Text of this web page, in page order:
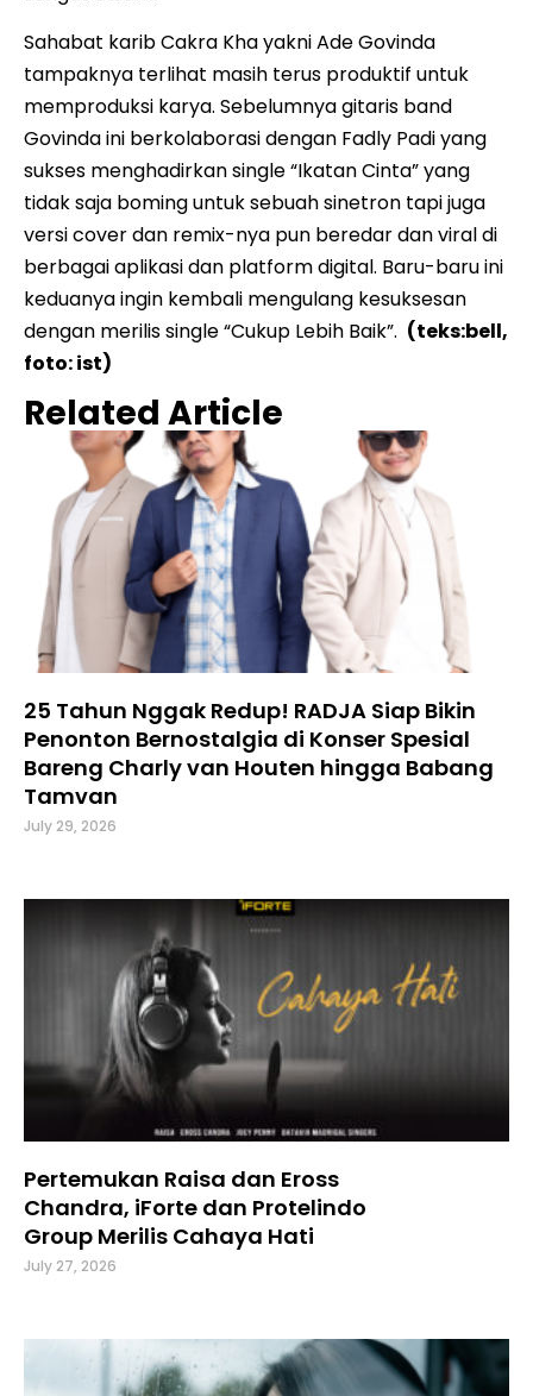
Sahabat karib Cakra Kha yakni Ade Govinda
tampaknya terlihat masih terus produktif untuk
memproduksi karya. Sebelumnya gitaris band
Govinda ini berkolaborasi dengan Fadly Padi yang
sukses menghadirkan single “Ikatan Cinta” yang
tidak saja boming untuk sebuah sinetron tapi juga
versi cover dan remix-nya pun beredar dan viral di
berbagai aplikasi dan platform digital. Baru-baru ini
keduanya ingin kembali mengulang kesuksesan
dengan merilis single “Cukup Lebih Baik”. (teks:bell,
foto: ist)
Related Article
25 Tahun Nggak Redup! RADJA Siap Bikin
Penonton Bernostalgia di Konser Spesial
Bareng Charly van Houten hingga Babang
Tamvan
July 29, 2026
Pertemukan Raisa dan Eross
Chandra, iForte dan Protelindo
Group Merilis Cahaya Hati
July 27, 2026